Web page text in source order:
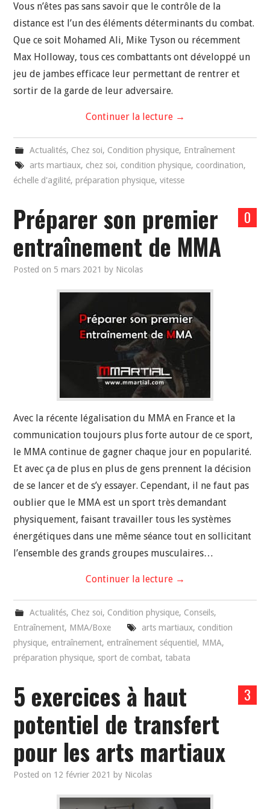
Vous n’êtes pas sans savoir que le contrôle de la
distance est l’un des éléments déterminants du combat.
Que ce soit Mohamed Ali, Mike Tyson ou récemment
Max Holloway, tous ces combattants ont développé un
jeu de jambes efficace leur permettant de rentrer et
sortir de la garde de leur adversaire.
Continuer la lecture →
Actualités, Chez soi, Condition physique, Entraînement
arts martiaux, chez soi, condition physique, coordination,
échelle d'agilité,préparation physique,vitesse
0
Préparer son premier
entraînement de MMA
Posted on 5 mars 2021 by Nicolas
Avec la récente légalisation du MMA en France et la
communication toujours plus forte autour de ce sport,
le MMA continue de gagner chaque jour en popularité.
Et avec ça de plus en plus de gens prennent la décision
de se lancer et de s’y essayer. Cependant, il ne faut pas
oublier que le MMA est un sport très demandant
physiquement, faisant travailler tous les systèmes
énergétiques dans une même séance tout en sollicitant
l’ensemble des grands groupes musculaires…
Continuer la lecture →
Actualités, Chez soi, Condition physique, Conseils,
Entraînement, MMA/Boxe arts martiaux, condition
physique, entraînement, entraînement séquentiel , MMA,
préparation physique, sport de combat, tabata
3
5 exercices à haut
potentiel de transfert
pour les arts martiaux
Posted on 12 février 2021 by Nicolas